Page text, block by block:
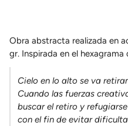
Obra abstracta realizada en
gr. Inspirada en el hexagrama
Cielo en lo alto se va
Cuando las fuerzas
buscar el retiro y
con el fin de evitar